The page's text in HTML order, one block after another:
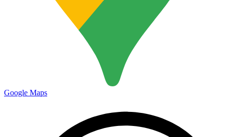
Google Maps